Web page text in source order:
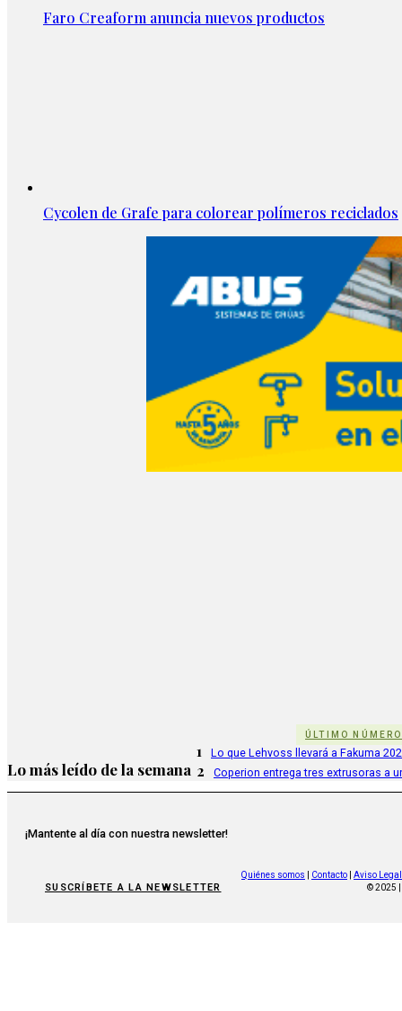
Faro Creaform anuncia nuevos productos
Cycolen de Grafe para colorear polímeros reciclados
ÚLTIMO NÚMERO
Lo más leído de la semana
1 Lo que Lehvoss llevará a Fakuma
2 Coperion entrega tres extrusoras a
¡Mantente al día con nuestra newsletter!
SUSCRÍBETE A LA NEWSLETTER
Quiénes somos Contacto
Aviso Legal
© 2025